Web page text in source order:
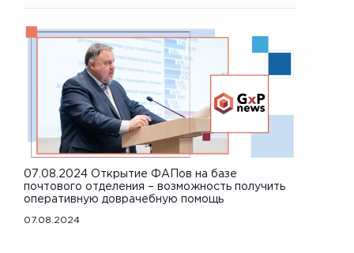
07.08.2024 Открытие ФАПов на базе
почтового отделения – возможность получить
оперативную доврачебную помощь
07.08.2024